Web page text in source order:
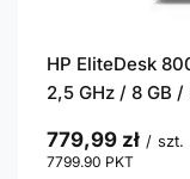
HP EliteDesk
2,5 GHz / 8 GB
779,99 zł / szt.
7799.90 PKT